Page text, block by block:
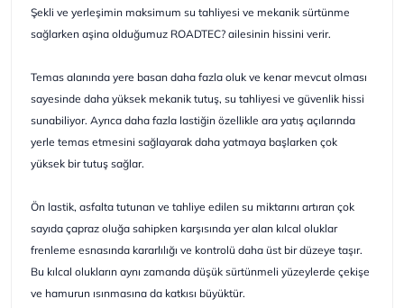
Şekli ve yerleşimin maksimum su tahliyesi ve mekanik sürtünme
sağlarken aşina olduğumuz ROADTEC? ailesinin hissini verir.
Temas alanında yere basan daha fazla oluk ve kenar mevcut olması
sayesinde daha yüksek mekanik tutuş, su tahliyesi ve güvenlik hissi
sunabiliyor. Ayrıca daha fazla lastiğin özellikle ara yatış açılarında
yerle temas etmesini sağlayarak daha yatmaya başlarken çok
yüksek bir tutuş sağlar.
Ön lastik, asfalta tutunan ve tahliye edilen su miktarını artıran çok
sayıda çapraz oluğa sahipken karşısında yer alan kılcal oluklar
frenleme esnasında kararlılığı ve kontrolü daha üst bir düzeye taşır.
Bu kılcal olukların aynı zamanda düşük sürtünmeli yüzeylerde çekişe
ve hamurun ısınmasına da katkısı büyüktür.